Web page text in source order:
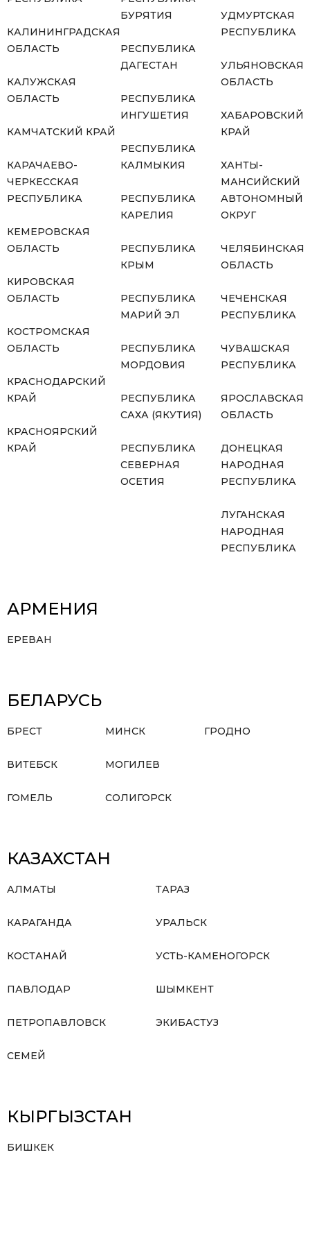
КАЛИНИНГРАДСКАЯ
ОБЛАСТЬ
КАЛУЖСКАЯ
ОБЛАСТЬ
КАМЧАТСКИЙ КРАЙ
КАРАЧАЕВО-
ЧЕРКЕССКАЯ
РЕСПУБЛИКА
КЕМЕРОВСКАЯ
ОБЛАСТЬ
КИРОВСКАЯ
ОБЛАСТЬ
КОСТРОМСКАЯ
ОБЛАСТЬ
КРАСНОДАРСКИЙ
КРАЙ
КРАСНОЯРСКИЙ
КРАЙ
БУРЯТИЯ
РЕСПУБЛИКА
ДАГЕСТАН
РЕСПУБЛИКА
ИНГУШЕТИЯ
РЕСПУБЛИКА
КАЛМЫКИЯ
РЕСПУБЛИКА
КАРЕЛИЯ
РЕСПУБЛИКА
КРЫМ
РЕСПУБЛИКА
МАРИЙ ЭЛ
РЕСПУБЛИКА
МОРДОВИЯ
РЕСПУБЛИКА
САХА (ЯКУТИЯ)
РЕСПУБЛИКА
СЕВЕРНАЯ
ОСЕТИЯ
УДМУРТСКАЯ
РЕСПУБЛИКА
УЛЬЯНОВСКАЯ
ОБЛАСТЬ
ХАБАРОВСКИЙ
КРАЙ
ХАНТЫ-
МАНСИЙСКИЙ
АВТОНОМНЫЙ
ОКРУГ
ЧЕЛЯБИНСКАЯ
ОБЛАСТЬ
ЧЕЧЕНСКАЯ
РЕСПУБЛИКА
ЧУВАШСКАЯ
РЕСПУБЛИКА
ЯРОСЛАВСКАЯ
ОБЛАСТЬ
ДОНЕЦКАЯ
НАРОДНАЯ
РЕСПУБЛИКА
ЛУГАНСКАЯ
НАРОДНАЯ
РЕСПУБЛИКА
АРМЕНИЯ
ЕРЕВАН
БЕЛАРУСЬ
БРЕСТ
ВИТЕБСК
ГОМЕЛЬ
МИНСК
МОГИЛЕВ
СОЛИГОРСК
ГРОДНО
КАЗАХСТАН
АЛМАТЫ
КАРАГАНДА
КОСТАНАЙ
ПАВЛОДАР
ПЕТРОПАВЛОВСК
СЕМЕЙ
ТАРАЗ
УРАЛЬСК
УСТЬ-КАМЕНОГОРСК
ШЫМКЕНТ
ЭКИБАСТУЗ
КЫРГЫЗСТАН
БИШКЕК